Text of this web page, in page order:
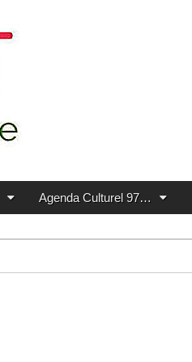
Agenda Culturel 97…